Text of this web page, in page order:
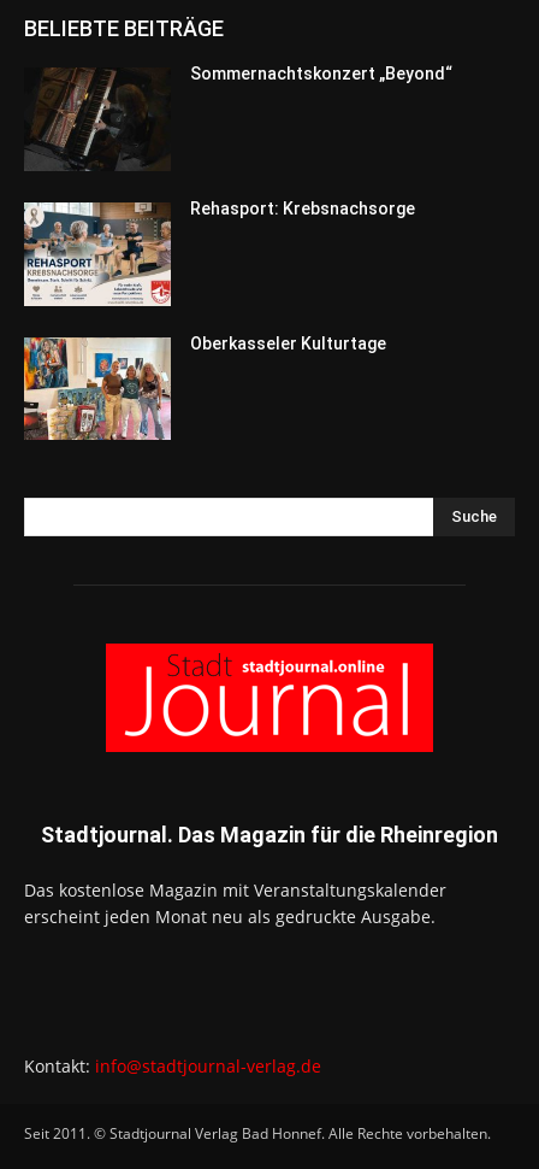
BELIEBTE BEITRÄGE
Sommernachtskonzert „Beyond“
Rehasport: Krebsnachsorge
Oberkasseler Kulturtage
Suche
Stadtjournal. Das Magazin für die Rheinregion
Das kostenlose Magazin mit Veranstaltungskalender
erscheint jeden Monat neu als gedruckte Ausgabe.
Kontakt: info@stadtjournal-verlag.de
Seit 2011. © Stadtjournal Verlag Bad Honnef. Alle Rechte vorbehalten.